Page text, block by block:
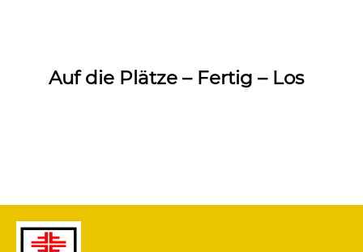
Auf die Plätze – Fertig – Los